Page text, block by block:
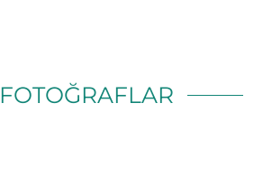
FOTOĞRAFLAR